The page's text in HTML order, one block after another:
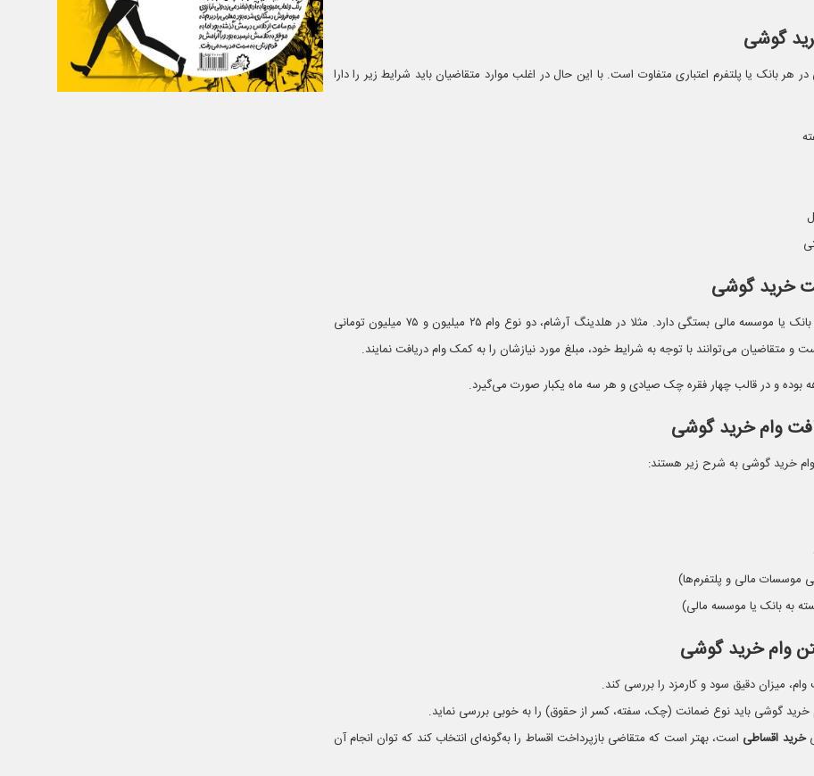
گوشی
هر بانک یا پلتفرم اعتباری متفاوت است. با این حال در اغلب موارد متقاضیان باید شرایط زیر را دارا
خرید گوشی
سقف وام خرید گوشی کاملا به بانک یا موسسه مالی بستگی دارد. مثلا در هلدینگ آرشام، دو نوع وام ۲۵ میلیون و ۷۵ میلیون تومانی
متقاضیان می‌توانند با توجه به شرایط خود، مبلغ مورد نیازشان را به کمک وام دریافت نمایند.
وام خرید گوشی
خرید گوشی به شرح زیر هستند:
موسسات مالی و پلتفرم‌ها)
به بانک یا موسسه مالی)
وام خرید گوشی
میزان دقیق سود و کارمزد را بررسی کند.
گوشی باید نوع ضمانت (چک، سفته، کسر از حقوق) را به خوبی بررسی نماید.
خرید اقساطی است، بهتر است که متقاضی بازپرداخت اقساط را به‌گونه‌ای انتخاب کند که توان انجام آن